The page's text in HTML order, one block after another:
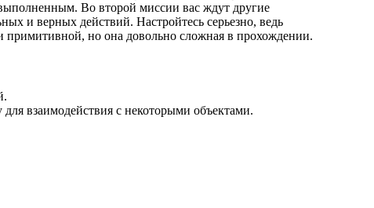
выполненным. Во второй миссии вас ждут другие
и верных действий. Настройтесь серьезно, ведь
примитивной, но она довольно сложная в прохождении.
взаимодействия с некоторыми объектами.